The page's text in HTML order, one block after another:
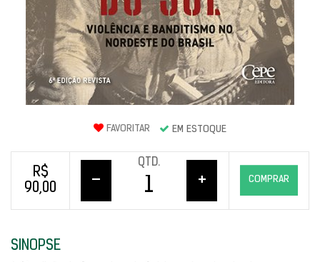
FAVORITAR EM ESTOQUE
R$
90,00
–
QTD.
+ COMPRAR
SINOPSE